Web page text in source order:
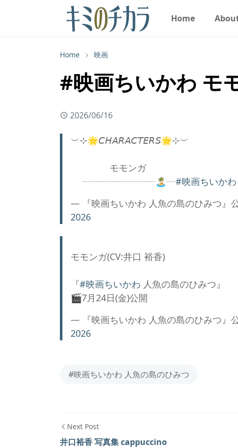
Home
Home 映画
#映画ちいかわ モ
2026/06/16
︶⊹🌟𝘊𝘏𝘈𝘙𝘈𝘊𝘛𝘌𝘙𝘚🌟⊹︶
モモンガ
┈┈┈┈┈┈┈┈🏝️┈#映画ちいかわ
— 『映画ちいかわ 人魚の島のひみつ』
2026
モモンガ(CV:井口 裕香)
『#映画ちいかわ 人魚の島のひみつ』
🎬7月24日(金)公開
— 『映画ちいかわ 人魚の島のひみつ』
2026
#映画ちいかわ 人魚の島のひみつ
Next Post
井口裕香 写真集 cappuccino